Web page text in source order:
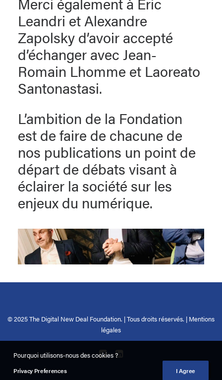
Leandri et Alexandre
Zapolsky d’avoir accepté
d’échanger avec Jean-
Romain Lhomme et Laoreato
Santonastasi.
L’ambition de la Fondation
est de faire de chacune de
nos publications un point de
départ de débats visant à
éclairer la société sur les
enjeux du numérique.
© 2025 The Digital New Deal Foundation. | Tous droits réservés. | Mentions
légales
Pourquoi utilisons-nous des cookies ?
Privacy Preferences I Agree